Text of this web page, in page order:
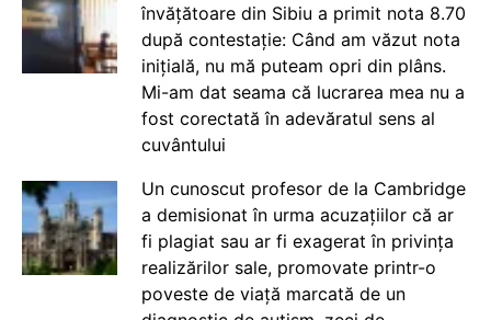
învățătoare din Sibiu a primit nota 8.70
după contestație: Când am văzut nota
inițială, nu mă puteam opri din plâns.
Mi-am dat seama că lucrarea mea nu a
fost corectată în adevăratul sens al
cuvântului
Un cunoscut profesor de la Cambridge
a demisionat în urma acuzațiilor că ar
fi plagiat sau ar fi exagerat în privința
realizărilor sale, promovate printr-o
poveste de viață marcată de un